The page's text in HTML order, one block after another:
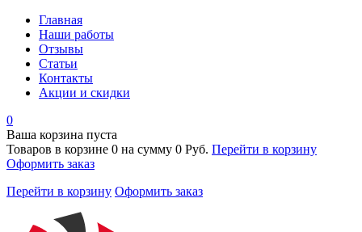
Главная
Наши работы
Отзывы
Статьи
Контакты
Акции и скидки
0
Ваша корзина пуста
Товаров в корзине 0 на сумму 0 Руб. Перейти в корзину
Оформить заказ
Перейти в корзину Оформить заказ